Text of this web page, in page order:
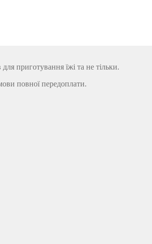
приготування їжі та не тільки.
повної передоплати.